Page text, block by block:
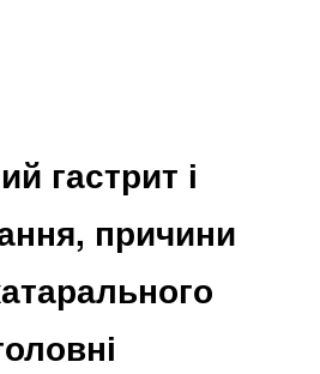
гастрит і
причини